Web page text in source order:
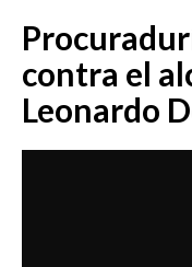
contra el
Leonardo